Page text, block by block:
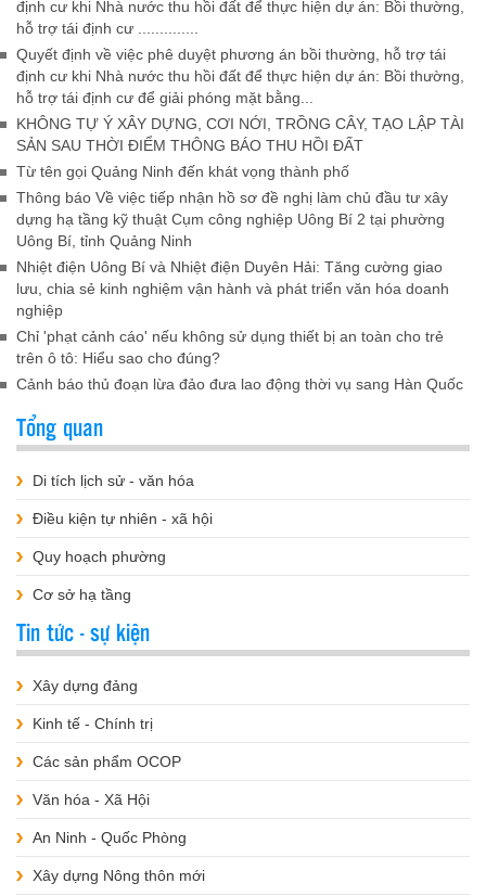
định cư khi Nhà nước thu hồi đất để thực hiện dự án: Bồi thường,
hỗ trợ tái định cư ..............
Quyết định về việc phê duyệt phương án bồi thường, hỗ trợ tái
định cư khi Nhà nước thu hồi đất để thực hiện dự án: Bồi thường,
hỗ trợ tái định cư để giải phóng mặt bằng...
KHÔNG TỰ Ý XÂY DỰNG, CƠI NỚI, TRỒNG CÂY, TẠO LẬP TÀI
SẢN SAU THỜI ĐIỂM THÔNG BÁO THU HỒI ĐẤT
Từ tên gọi Quảng Ninh đến khát vọng thành phố
Thông báo Về việc tiếp nhận hồ sơ đề nghị làm chủ đầu tư xây
dựng hạ tầng kỹ thuật Cụm công nghiệp Uông Bí 2 tại phường
Uông Bí, tỉnh Quảng Ninh
Nhiệt điện Uông Bí và Nhiệt điện Duyên Hải: Tăng cường giao
lưu, chia sẻ kinh nghiệm vận hành và phát triển văn hóa doanh
nghiệp
Chỉ 'phạt cảnh cáo' nếu không sử dụng thiết bị an toàn cho trẻ
trên ô tô: Hiểu sao cho đúng?
Cảnh báo thủ đoạn lừa đảo đưa lao động thời vụ sang Hàn Quốc
Tổng quan
Di tích lịch sử - văn hóa
Điều kiện tự nhiên - xã hội
Quy hoạch phường
Cơ sở hạ tầng
Tin tức - sự kiện
Xây dựng đảng
Kinh tế - Chính trị
Các sản phẩm OCOP
Văn hóa - Xã Hội
An Ninh - Quốc Phòng
Xây dựng Nông thôn mới